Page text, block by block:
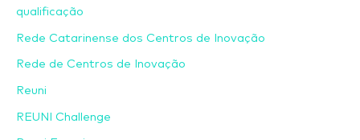
qualificação
Rede Catarinense dos Centros de Inovação
Rede de Centros de Inovação
Reuni
REUNI Challenge